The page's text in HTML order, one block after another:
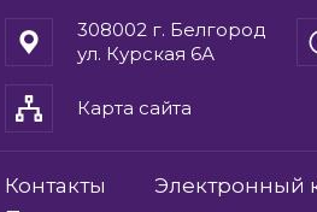
308002 г. Белгород
ул. Курская 6А
Карта сайта
Контакты Электронный